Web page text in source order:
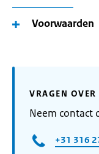
Voorwaarden
VRAGEN
Neem contact
+31 316